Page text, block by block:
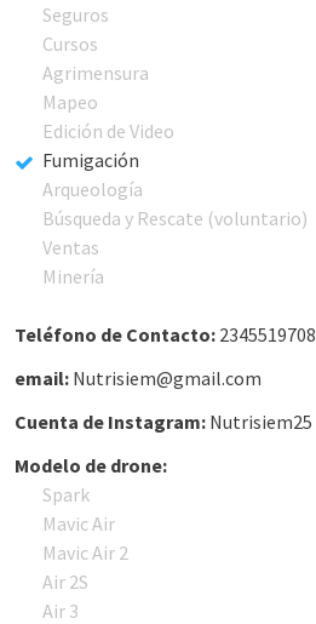
Seguros
Cursos
Agrimensura
Mapeo
Edición de Video
Fumigación
Arqueología
Búsqueda y Rescate (voluntario)
Ventas
Minería
Teléfono de Contacto: 2345519708
email: Nutrisiem@gmail.com
Cuenta de Instagram: Nutrisiem25
Modelo de drone:
Spark
Mavic Air
Mavic Air 2
Air 2S
Air 3